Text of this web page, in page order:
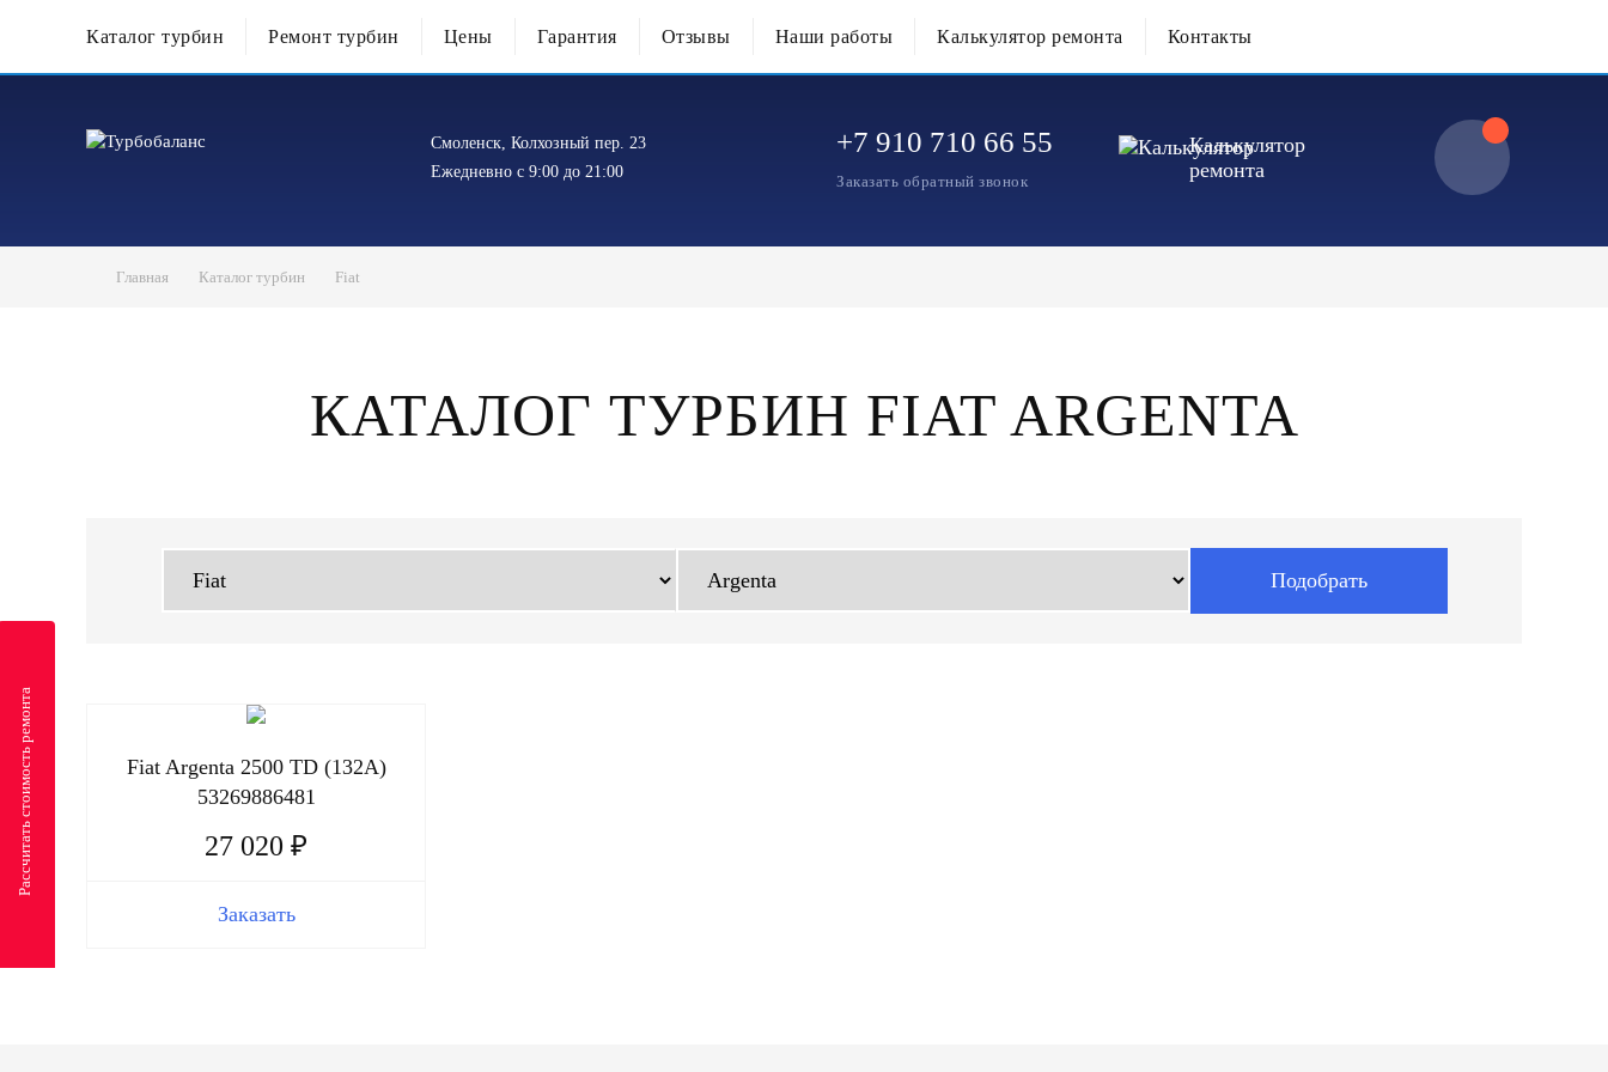
Каталог турбин Ремонт турбин Цены Гарантия Отзывы Наши работы Калькулятор ремонта Контакты
Смоленск, Колхозный пер. 23
Ежедневно с 9:00 до 21:00
+7 910 710 66 55
Заказать обратный звонок
Калькулятор
ремонта
Главная Каталог турбин Fiat
КАТАЛОГ ТУРБИН FIAT ARGENTA
Fiat Argenta 2500 TD (132A)
53269886481
27 020 ₽
Заказать
Рассчитать стоимость ремонта